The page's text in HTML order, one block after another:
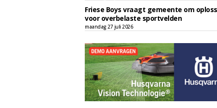
Friese Boys vraagt gemeente om
voor overbelaste sportvelden
maandag 27 juli 2026